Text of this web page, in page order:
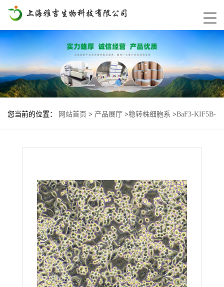
您当前的位置： 网站首页 > 产品展厅 >稳转株细胞系 >BaF3-KIF5B-